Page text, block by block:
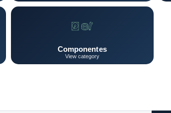
Componentes
View category